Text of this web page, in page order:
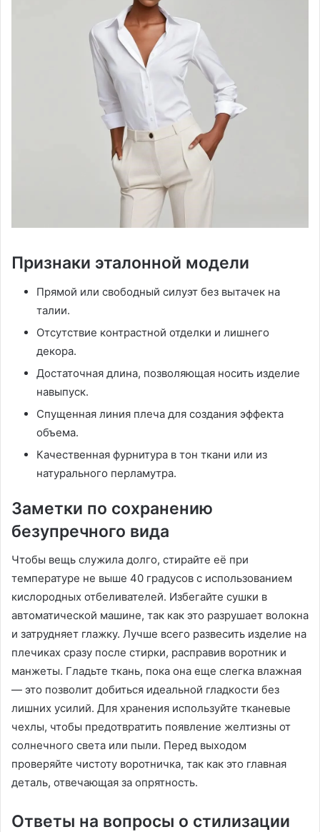
Признаки эталонной модели
Прямой или свободный силуэт без вытачек на
талии.
Отсутствие контрастной отделки и лишнего
декора.
Достаточная длина, позволяющая носить изделие
навыпуск.
Спущенная линия плеча для создания эффекта
объема.
Качественная фурнитура в тон ткани или из
натурального перламутра.
Заметки по сохранению
безупречного вида
Чтобы вещь служила долго, стирайте её при
температуре не выше 40 градусов с использованием
кислородных отбеливателей. Избегайте сушки в
автоматической машине, так как это разрушает волокна
и затрудняет глажку. Лучше всего развесить изделие на
плечиках сразу после стирки, расправив воротник и
манжеты. Гладьте ткань, пока она еще слегка влажная
— это позволит добиться идеальной гладкости без
лишних усилий. Для хранения используйте тканевые
чехлы, чтобы предотвратить появление желтизны от
солнечного света или пыли. Перед выходом
проверяйте чистоту воротничка, так как это главная
деталь, отвечающая за опрятность.
Ответы на вопросы о стилизации